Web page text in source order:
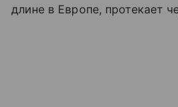
длине в Европе, протекает